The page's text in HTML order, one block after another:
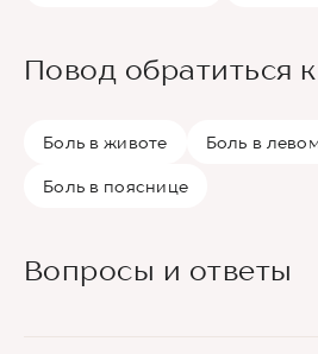
Повод обратиться
Боль в животе Боль в
Боль в пояснице
Вопросы и ответы